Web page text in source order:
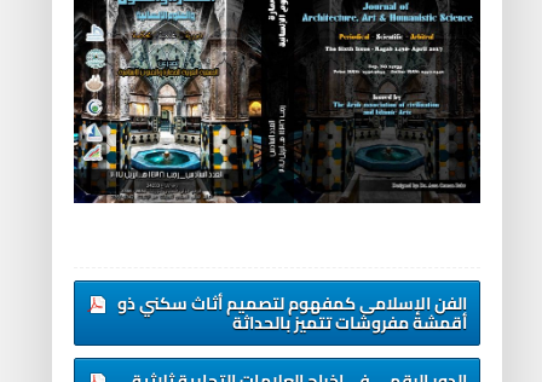
الفن الإسلامى كمفهوم لتصميم أثاث سكني ذو
أقمشة مفروشات تتميز بالحداثة